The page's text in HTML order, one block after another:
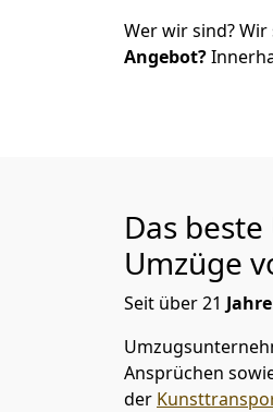
Wer wir sind?
Angebot?
Das
Umzüge
Seit über21
Ansprüchen
der